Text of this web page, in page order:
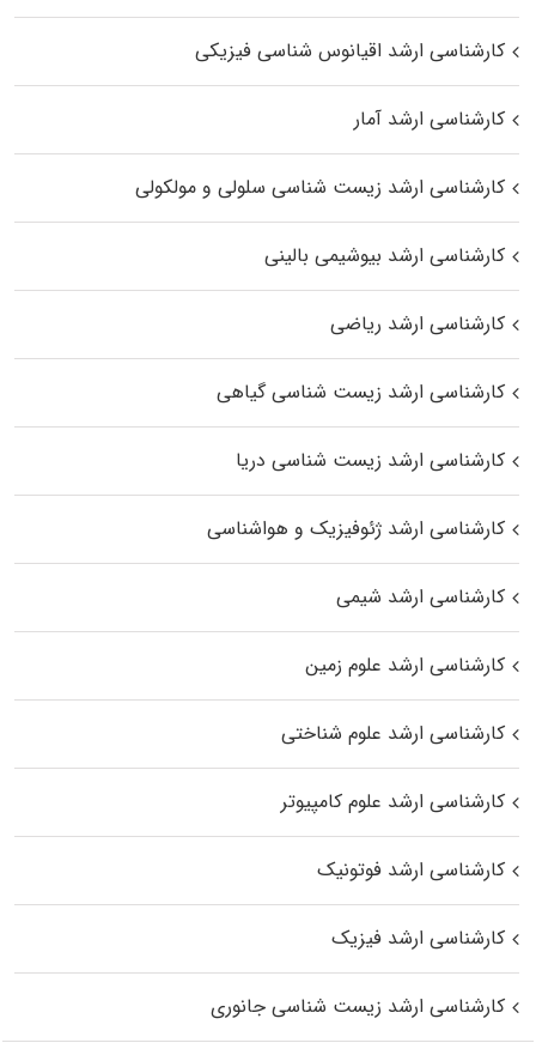
کارشناسی ارشد اقیانوس‌ شناسی فیزیکی
کارشناسی ارشد آمار
کارشناسی ارشد زیست شناسی سلولی و مولکولی
کارشناسی ارشد بیوشیمی بالینی
کارشناسی ارشد ریاضی
کارشناسی ارشد زیست‌ شناسی گیاهی
کارشناسی ارشد زیست‌ شناسی دریا
کارشناسی ارشد ژئوفیزیک و هواشناسی
کارشناسی ارشد شیمی
کارشناسی ارشد علوم زمین
کارشناسی ارشد علوم شناختی
کارشناسی ارشد علوم کامپیوتر
کارشناسی ارشد فوتونیک
کارشناسی ارشد فیزیک
کارشناسی ارشد زیست‌ شناسی جانوری